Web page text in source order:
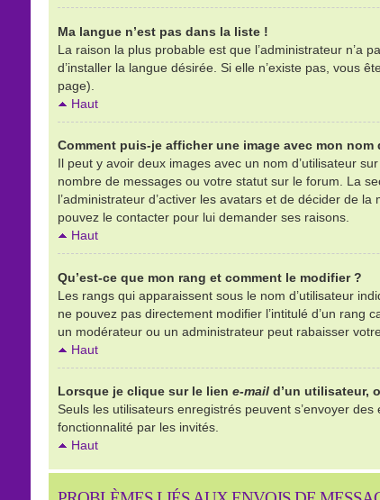
Ma langue n’est pas dans la liste !
La raison la plus probable est que l’administrateur n’a
d’installer la langue désirée. Si elle n’existe pas, vous
page).
Haut
Comment puis-je afficher une image avec mon nom
Il peut y avoir deux images avec un nom d’utilisateur
nombre de messages ou votre statut sur le forum. La
l’administrateur d’activer les avatars et de décider de
pouvez le contacter pour lui demander ses raisons.
Haut
Qu’est-ce que mon rang et comment le modifier ?
Les rangs qui apparaissent sous le nom d’utilisateur
ne pouvez pas directement modifier l’intitulé d’un rang
un modérateur ou un administrateur peut rabaisser
Haut
Lorsque je clique sur le lien e-maild’un utilisateur,
Seuls les utilisateurs enregistrés peuvent s’envoyer
fonctionnalité par les invités.
Haut